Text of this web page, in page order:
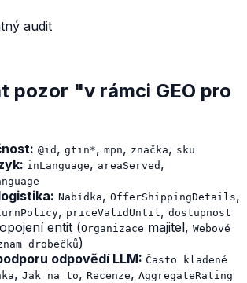
audit
pozor "v rámci GEO pro
@id , gtin*, mpn, značka, sku
inLanguage, areaServed ,
Nabídka, OfferShippingDetails,
, priceValidUntil , dostupnost
entit (Organizace majitel, Webové
drobečků)
odpovědí LLM: Často kladené
, Jak na to, Recenze, AggregateRating